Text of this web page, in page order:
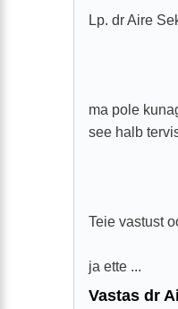
Lp. dr Aire
ma pole
see halb
Teie vastust
ja ette ...
Vastas dr